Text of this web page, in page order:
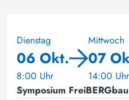
Dienstag
06 Okt.
8:00 Uhr
Mittwoch
07
14:00 Uhr
Symposium